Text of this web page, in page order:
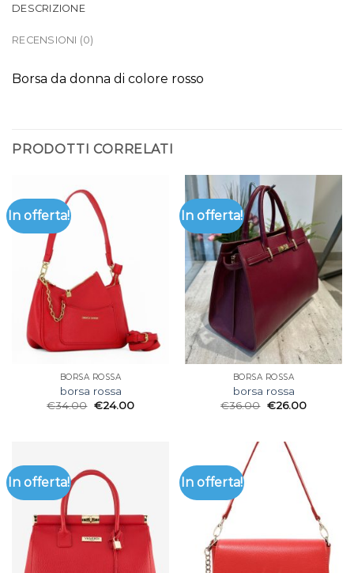
DESCRIZIONE
RECENSIONI (0)
Borsa da donna di colore rosso
PRODOTTI CORRELATI
In offerta!
BORSA ROSSA
borsa rossa
€34.00 €24.00
In offerta!
BORSA ROSSA
borsa rossa
€36.00 €26.00
In offerta! In offerta!